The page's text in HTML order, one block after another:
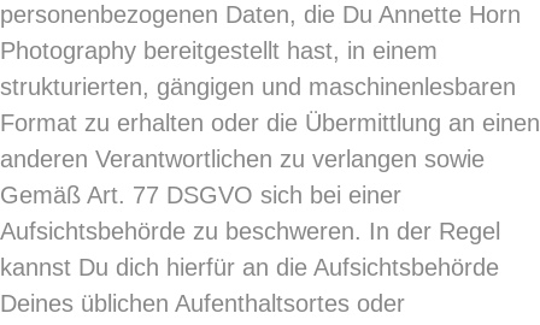
personenbezogenen Daten, die Du Annette Horn
Photography bereitgestellt hast, in einem
strukturierten, gängigen und maschinenlesbaren
Format zu erhalten oder die Übermittlung an einen
anderen Verantwortlichen zu verlangen sowie
Gemäß Art. 77 DSGVO sich bei einer
Aufsichtsbehörde zu beschweren. In der Regel
kannst Du dich hierfür an die Aufsichtsbehörde
Deines üblichen Aufenthaltsortes oder